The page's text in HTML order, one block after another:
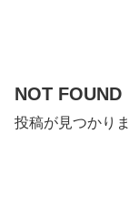
NOT FOUND
投稿が見つかり